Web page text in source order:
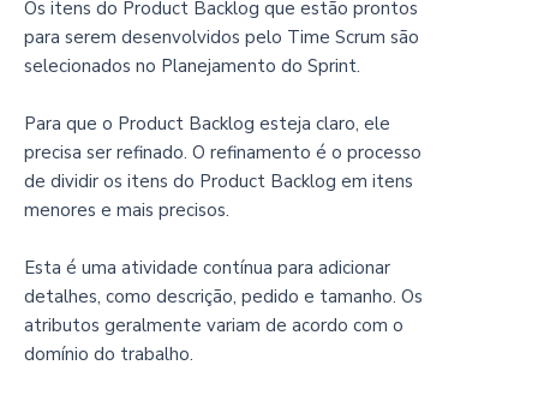
Os itens do Product Backlog que estão prontos
para serem desenvolvidos pelo Time Scrum são
selecionados no Planejamento do Sprint.
Para que o Product Backlog esteja claro, ele
precisa ser refinado. O refinamento é o processo
de dividir os itens do Product Backlog em itens
menores e mais precisos.
Esta é uma atividade contínua para adicionar
detalhes, como descrição, pedido e tamanho. Os
atributos geralmente variam de acordo com o
domínio do trabalho.